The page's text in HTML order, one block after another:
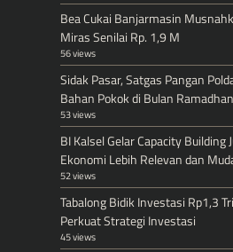
Bea Cukai Banjarmasin
Miras Senilai Rp. 1,9 M
56 views
Sidak Pasar, Satgas Pangan
Bahan Pokok di Bulan Ramadhan
53 views
BI Kalsel Gelar Capacity
Ekonomi Lebih Relevan dan
52 views
Tabalong Bidik Investasi Rp1,3
Perkuat Strategi Investasi
45 views